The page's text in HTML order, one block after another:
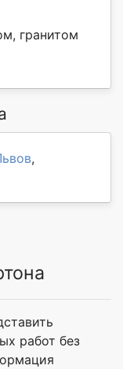
гранитом
,
работ без